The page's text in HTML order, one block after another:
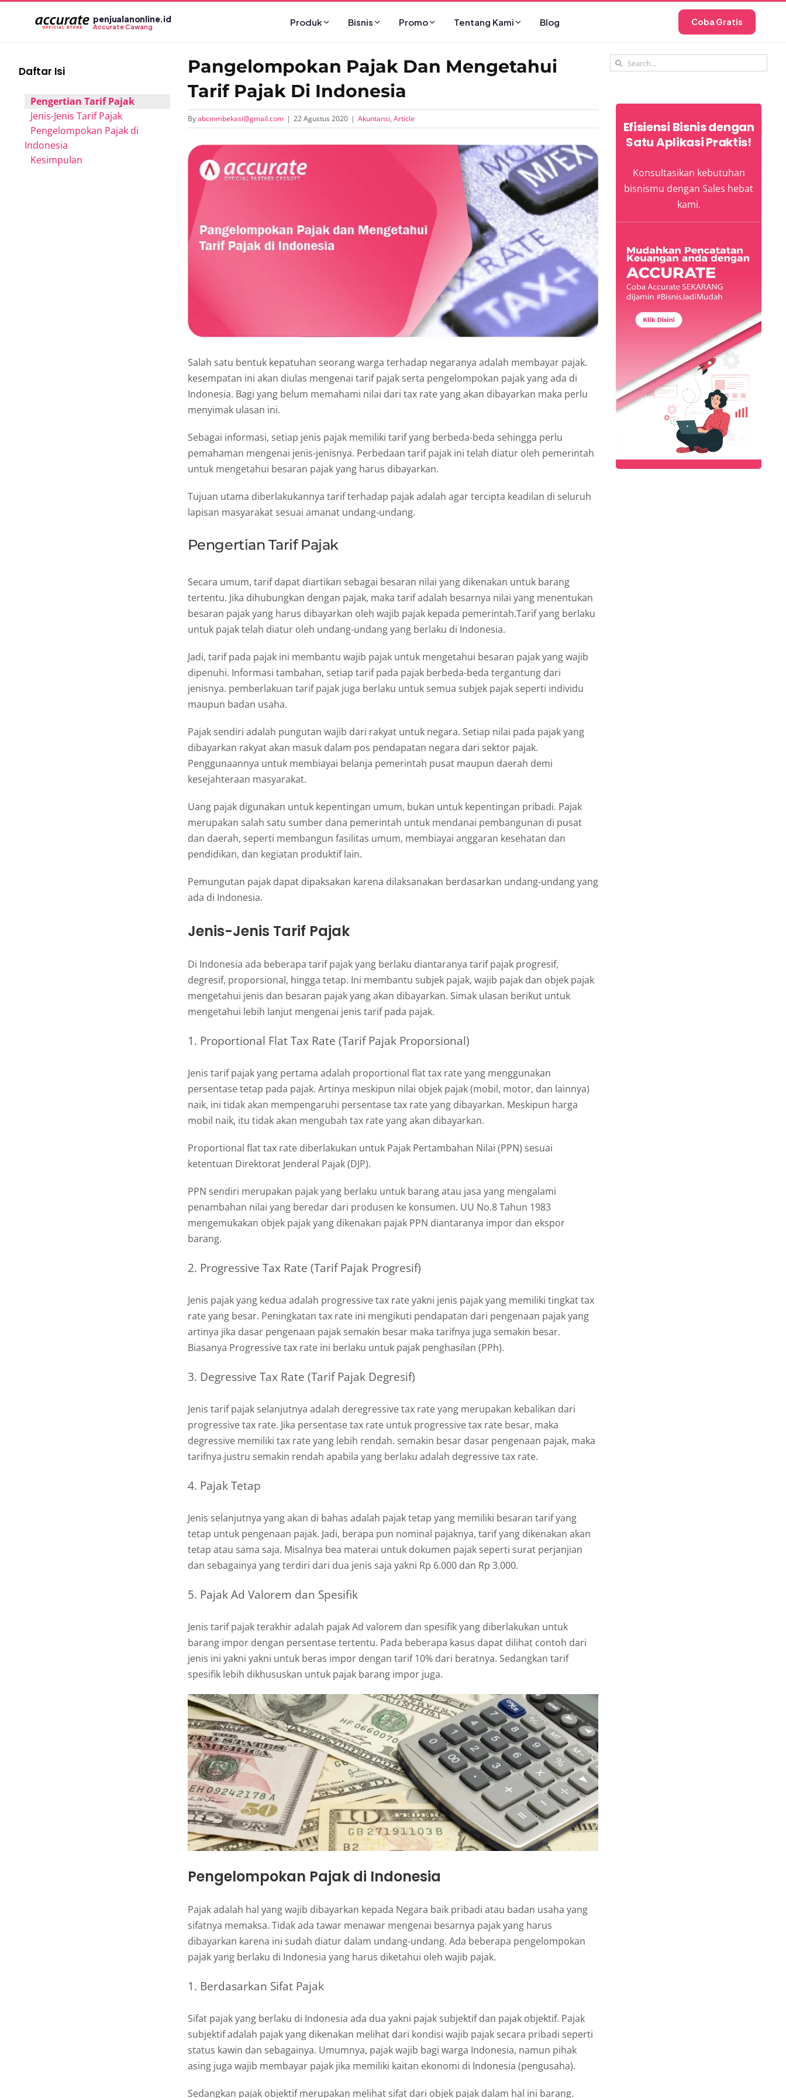
penjualanonline.id
Accurate Cawang Produk Bisnis Promo Tentang Kami Blog Coba Gratis
Pangelompokan Pajak Dan Mengetahui
Tarif Pajak Di Indonesia
Byabcmmbekasi@gmail.com | 22 Agustus 2020 | Akuntansi, Article
View
Larger
Image
Salah satu bentuk kepatuhan seorang warga terhadap negaranya adalah membayar pajak.
kesempatan ini akan diulas mengenai tarif pajak serta pengelompokan pajak yang ada di
Indonesia. Bagi yang belum memahami nilai dari tax rate yang akan dibayarkan maka perlu
menyimak ulasan ini.
Sebagai informasi, setiap jenis pajak memiliki tarif yang berbeda-beda sehingga perlu
pemahaman mengenai jenis-jenisnya. Perbedaan tarif pajak ini telah diatur oleh pemerintah
untuk mengetahui besaran pajak yang harus dibayarkan.
Tujuan utama diberlakukannya tarif terhadap pajak adalah agar tercipta keadilan di seluruh
lapisan masyarakat sesuai amanat undang-undang.
Pengertian Tarif Pajak
Secara umum, tarif dapat diartikan sebagai besaran nilai yang dikenakan untuk barang
tertentu. Jika dihubungkan dengan pajak, maka tarif adalah besarnya nilai yang menentukan
besaran pajak yang harus dibayarkan oleh wajib pajak kepada pemerintah.Tarif yang berlaku
untuk pajak telah diatur oleh undang-undang yang berlaku di Indonesia.
Jadi, tarif pada pajak ini membantu wajib pajak untuk mengetahui besaran pajak yang wajib
dipenuhi. Informasi tambahan, setiap tarif pada pajak berbeda-beda tergantung dari
jenisnya. pemberlakuan tarif pajak juga berlaku untuk semua subjek pajak seperti individu
maupun badan usaha.
Pajak sendiri adalah pungutan wajib dari rakyat untuk negara. Setiap nilai pada pajak yang
dibayarkan rakyat akan masuk dalam pos pendapatan negara dari sektor pajak.
Penggunaannya untuk membiayai belanja pemerintah pusat maupun daerah demi
kesejahteraan masyarakat.
Uang pajak digunakan untuk kepentingan umum, bukan untuk kepentingan pribadi. Pajak
merupakan salah satu sumber dana pemerintah untuk mendanai pembangunan di pusat
dan daerah, seperti membangun fasilitas umum, membiayai anggaran kesehatan dan
pendidikan, dan kegiatan produktif lain.
Pemungutan pajak dapat dipaksakan karena dilaksanakan berdasarkan undang-undang yang
ada di Indonesia.
Jenis-Jenis Tarif Pajak
Di Indonesia ada beberapa tarif pajak yang berlaku diantaranya tarif pajak progresif,
degresif, proporsional, hingga tetap. Ini membantu subjek pajak, wajib pajak dan objek pajak
mengetahui jenis dan besaran pajak yang akan dibayarkan. Simak ulasan berikut untuk
mengetahui lebih lanjut mengenai jenis tarif pada pajak.
1. Proportional Flat Tax Rate (Tarif Pajak Proporsional)
Jenis tarif pajak yang pertama adalah proportional flat tax rate yang menggunakan
persentase tetap pada pajak. Artinya meskipun nilai objek pajak (mobil, motor, dan lainnya)
naik, ini tidak akan mempengaruhi persentase tax rate yang dibayarkan. Meskipun harga
mobil naik, itu tidak akan mengubah tax rate yang akan dibayarkan.
Proportional flat tax rate diberlakukan untuk Pajak Pertambahan Nilai (PPN) sesuai
ketentuan Direktorat Jenderal Pajak (DJP).
PPN sendiri merupakan pajak yang berlaku untuk barang atau jasa yang mengalami
penambahan nilai yang beredar dari produsen ke konsumen. UU No.8 Tahun 1983
mengemukakan objek pajak yang dikenakan pajak PPN diantaranya impor dan ekspor
barang.
2. Progressive Tax Rate (Tarif Pajak Progresif)
Jenis pajak yang kedua adalah progressive tax rate yakni jenis pajak yang memiliki tingkat tax
rate yang besar. Peningkatan tax rate ini mengikuti pendapatan dari pengenaan pajak yang
artinya jika dasar pengenaan pajak semakin besar maka tarifnya juga semakin besar.
Biasanya Progressive tax rate ini berlaku untuk pajak penghasilan (PPh).
3. Degressive Tax Rate (Tarif Pajak Degresif)
Jenis tarif pajak selanjutnya adalah deregressive tax rate yang merupakan kebalikan dari
progressive tax rate. Jika persentase tax rate untuk progressive tax rate besar, maka
degressive memiliki tax rate yang lebih rendah. semakin besar dasar pengenaan pajak, maka
tarifnya justru semakin rendah apabila yang berlaku adalah degressive tax rate.
4. Pajak Tetap
Jenis selanjutnya yang akan di bahas adalah pajak tetap yang memiliki besaran tarif yang
tetap untuk pengenaan pajak. Jadi, berapa pun nominal pajaknya, tarif yang dikenakan akan
tetap atau sama saja. Misalnya bea materai untuk dokumen pajak seperti surat perjanjian
dan sebagainya yang terdiri dari dua jenis saja yakni Rp 6.000 dan Rp 3.000.
5. Pajak Ad Valorem dan Spesifik
Jenis tarif pajak terakhir adalah pajak Ad valorem dan spesifik yang diberlakukan untuk
barang impor dengan persentase tertentu. Pada beberapa kasus dapat dilihat contoh dari
jenis ini yakni yakni untuk beras impor dengan tarif 10% dari beratnya. Sedangkan tarif
spesifik lebih dikhususkan untuk pajak barang impor juga.
Pengelompokan Pajak di Indonesia
Pajak adalah hal yang wajib dibayarkan kepada Negara baik pribadi atau badan usaha yang
sifatnya memaksa. Tidak ada tawar menawar mengenai besarnya pajak yang harus
dibayarkan karena ini sudah diatur dalam undang-undang. Ada beberapa pengelompokan
pajak yang berlaku di Indonesia yang harus diketahui oleh wajib pajak.
1. Berdasarkan Sifat Pajak
Sifat pajak yang berlaku di Indonesia ada dua yakni pajak subjektif dan pajak objektif. Pajak
subjektif adalah pajak yang dikenakan melihat dari kondisi wajib pajak secara pribadi seperti
status kawin dan sebagainya. Umumnya, pajak wajib bagi warga Indonesia, namun pihak
asing juga wajib membayar pajak jika memiliki kaitan ekonomi di Indonesia (pengusaha).
Sedangkan pajak objektif merupakan melihat sifat dari objek pajak dalam hal ini barang.
Daftar Isi
Pengertian Tarif Pajak
Jenis-Jenis Tarif Pajak
Pengelompokan Pajak di
Indonesia
Kesimpulan
Search
Efisiensi Bisnis dengan
Satu Aplikasi Praktis!
Konsultasikan kebutuhan
bisnismu dengan Sales hebat
kami.